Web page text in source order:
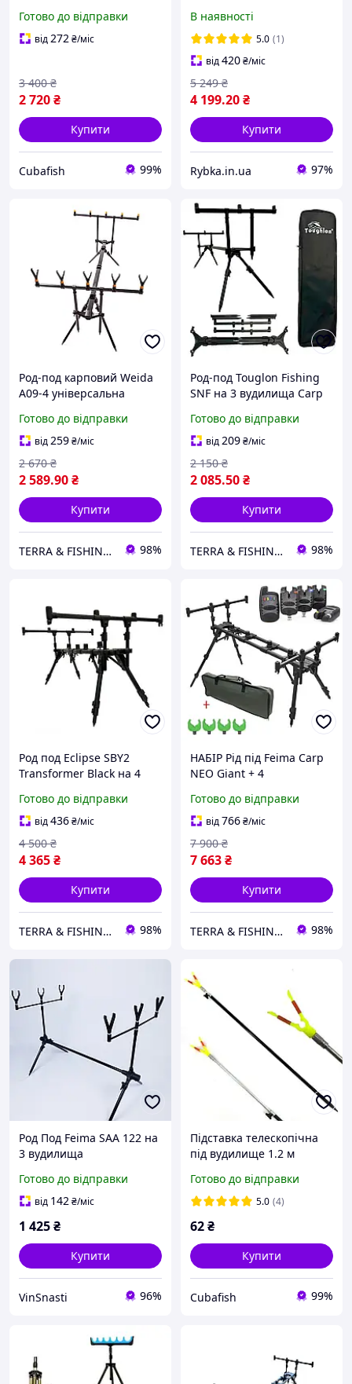
930 Rod Pod
Готово до відправки
від272₴/міс
2 720₴
3 400 ₴
Купити
Cubafish 99%
вудилища
В наявності
5.0 (1)
від420₴/міс
4 199.20₴
5 249 ₴
Купити
Rybka.in.ua 97%
Род-под карповий Weida
A09-4 універсальна
Готово до відправки
від259₴/міс
2 589.90₴
2 670 ₴
Купити
TERRA & FISHING SHOP 98%
Род-под Touglon Fishing
SNF на 3 вудилища Carp
Готово до відправки
від209₴/міс
2 085.50₴
2 150 ₴
Купити
TERRA & FISHING SHOP 98%
Род под Eclipse SBY2
Transformer Black на 4
алюмінієвий Carp Rod
Pod
Готово до відправки
від436₴/міс
4 365₴
4 500 ₴
Купити
TERRA & FISHING SHOP 98%
НАБІР Рід під Feima Carp
NEO Giant + 4
пейджером SAMS FISH
трансформер на 4
вудлища
Готово до відправки
від766₴/міс
7 663₴
7 900 ₴
Купити
TERRA & FISHING SHOP 98%
Род Под Feima SAA 122 на
3 вудилища
Готово до відправки
від 142₴/міс
1 425₴
Купити
VinSnasti 96%
Підставка телескопічна
під вудилище 1.2 м
Готово до відправки
5.0 (4)
62₴
Купити
Cubafish 99%